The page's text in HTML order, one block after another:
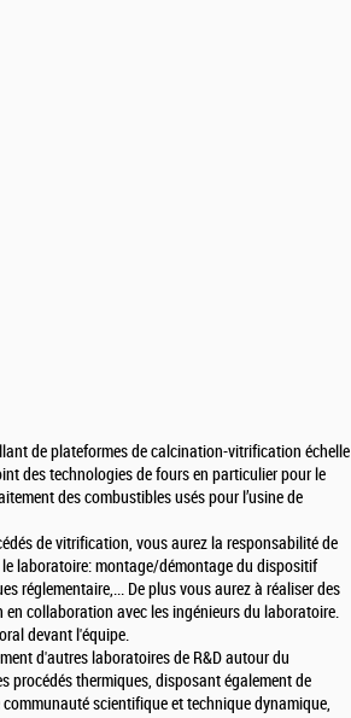
de plateformes de calcination-vitrification échelle
des technologies de fours en particulier pour le
des combustibles usés pour l’usine de
de vitrification, vous aurez la responsabilité de
laboratoire: montage/démontage du dispositif
réglementaire,... De plus vous aurez à réaliser des
collaboration avec les ingénieurs du laboratoire.
devant l'équipe.
d'autres laboratoires de R&D autour du
procédés thermiques, disposant également de
scientifique et technique dynamique,